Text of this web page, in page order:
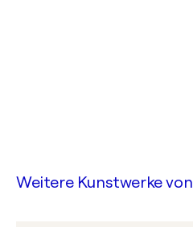
Weitere Kunstwerke von